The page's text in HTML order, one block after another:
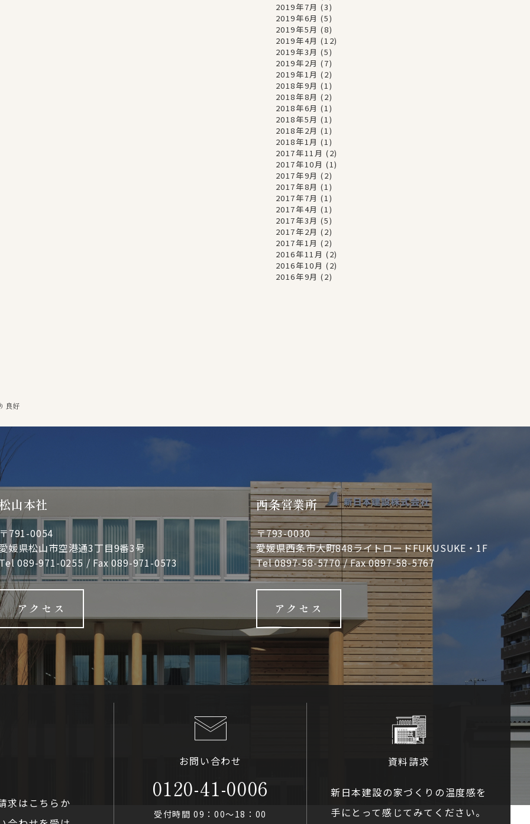
2019年7月 (3)
2019年6月 (5)
2019年5月 (8)
2019年4月 (12)
2019年3月 (5)
2019年2月 (7)
2019年1月 (2)
2018年9月 (1)
2018年8月 (2)
2018年6月 (1)
2018年5月 (1)
2018年2月 (1)
2018年1月 (1)
2017年11月 (2)
2017年10月 (1)
2017年9月 (2)
2017年8月 (1)
2017年7月 (1)
2017年4月 (1)
2017年3月 (5)
2017年2月 (2)
2017年1月 (2)
2016年11月 (2)
2016年10月 (2)
2016年9月 (2)
良好
山本社
791-0054
媛県松山市空港通3丁目9番3号
089-971-0255 / Fax 089-971-0573
アクセス
西条営業所
〒793-0030
愛媛県西条市大町848ライトロードFUKUSUKE・1F
Tel0897-58-5770/ Fax 0897-58-5767
アクセス
求はこちらか
お問い合わせ
0120-41-0006
受付時間 09：00〜18：00
資料請求
新日本建設の家づくりの温度感を
手にとって感じてみてください。